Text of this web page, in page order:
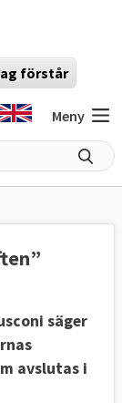
förstår
Meny
säger
avslutas i